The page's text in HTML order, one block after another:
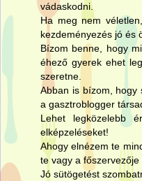
vádaskodni.
Ha meg nem
kezdeményezés jó és
Bízom benne, hogy
éhező gyerek ehet
szeretne.
Abban is bízom, hogy
a gasztroblogger
Lehet legközelebb
elképzeléseket!
Ahogy elnézem te
te vagy a
Jó sütögetést